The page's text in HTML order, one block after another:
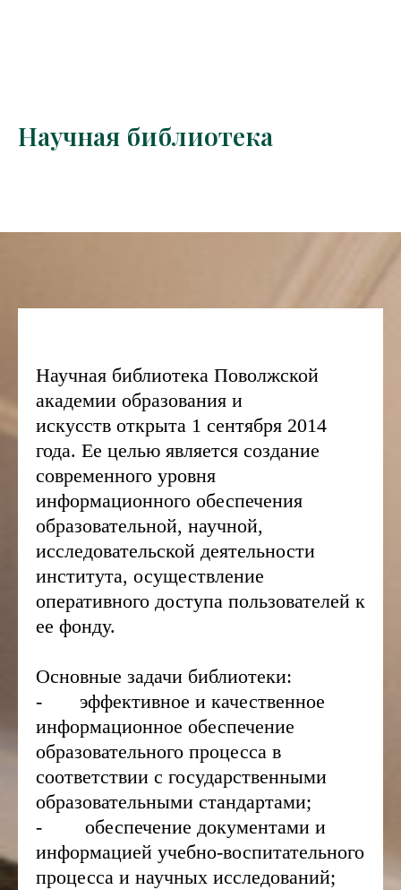
Научная библиотека
Научная библиотека Поволжской
академии образования и
искусств открыта 1 сентября 2014
года. Ее целью является создание
современного уровня
информационного обеспечения
образовательной, научной,
исследовательской деятельности
института, осуществление
оперативного доступа пользователей к
ее фонду.
Основные задачи библиотеки:
- эффективное и качественное
информационное обеспечение
образовательного процесса в
соответствии с государственными
образовательными стандартами;
- обеспечение документами и
информацией учебно-воспитательного
процесса и научных исследований;